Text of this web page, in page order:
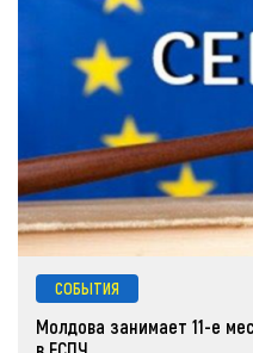
СОБЫТИЯ
Молдова занимает 11-е